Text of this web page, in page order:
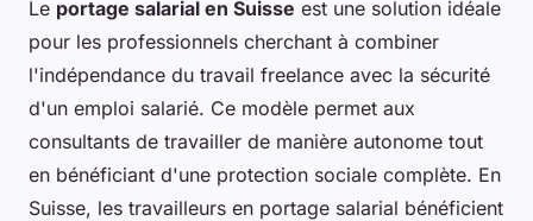
Le portage salarial en Suisse est une solution idéale
pour les professionnels cherchant à combiner
l'indépendance du travail freelance avec la sécurité
d'un emploi salarié. Ce modèle permet aux
consultants de travailler de manière autonome tout
en bénéficiant d'une protection sociale complète. En
Suisse, les travailleurs en portage salarial bénéficient